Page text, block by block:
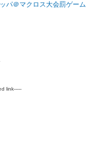
パ＠マクロス大会罰ゲーム
link-----